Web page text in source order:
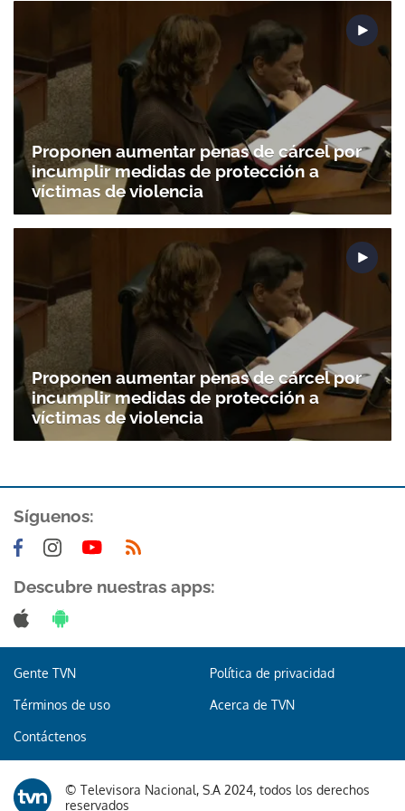
Gracias por suscribirte a nuestro boletín.
Proponen aumentar penas de cárcel por
incumplir medidas de protección a
víctimas de violencia
Proponen aumentar penas de cárcel por
incumplir medidas de protección a
víctimas de violencia
Síguenos:
Descubre nuestras apps:
Gente TVN Política de privacidad
Términos de uso Acerca de TVN
Contáctenos
© Televisora Nacional, S.A 2024, todos los derechos
reservados